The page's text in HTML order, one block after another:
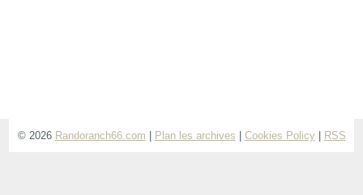
© 2026 Randoranch66.com Plan les archives Cookies Policy| RSS